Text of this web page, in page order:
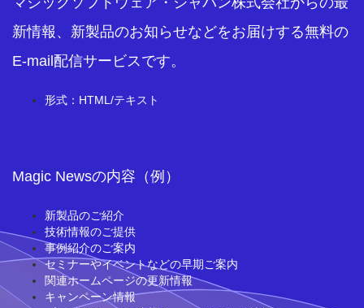
新情報、新製品のお知らせなどをお届けする無料の
E-mail配信サービスです。
形式：HTML/テキスト
Magic Newsの内容（例）
新製品のご紹介
技術情報のご提供
事例紹介のご案内
セミナーやイベントなどの早期ご案内
関連ホームページの更新情報
キャンペーン情報